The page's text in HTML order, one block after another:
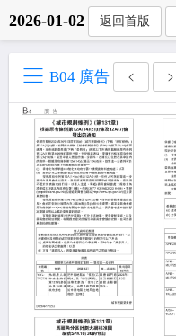
2026-01-02 返回首版
B04 廣告